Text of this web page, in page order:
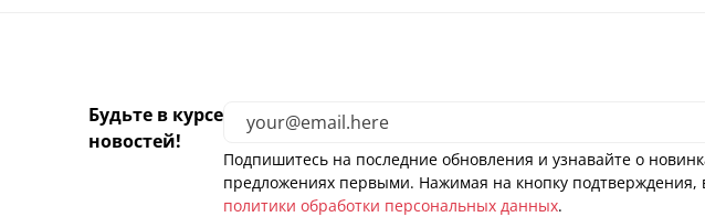
Будьте в курсе
новостей!
Подпишитесь на последние обновления и узнавайте о
предложениях первыми. Нажимая на кнопку подтверждения,
политики обработки персональных данных.